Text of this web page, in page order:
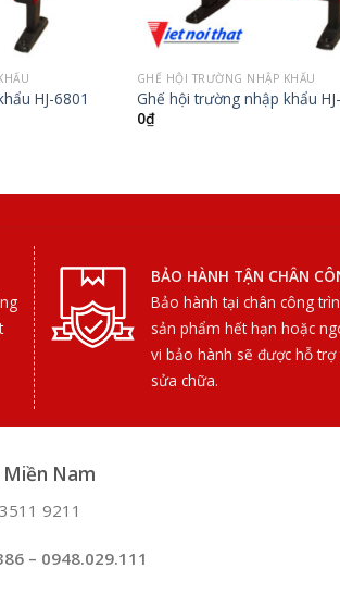
HJ-6801
GHẾ HỘI TRƯỜNG NHẬP KHẨU
Ghế hội trường nhập khẩu
0₫
BẢO HÀNH TẬN CHÂN
Bảo hành tại chân công
sản phẩm hết hạn hoặc
vi bảo hành sẽ được hỗ trợ
sửa chữa.
Nam
9211
– 0948.029.111